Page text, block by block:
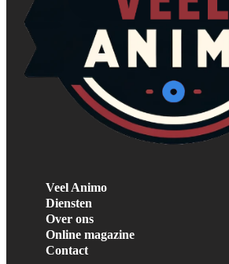
Veel Animo
Diensten
Over ons
Online magazine
Contact